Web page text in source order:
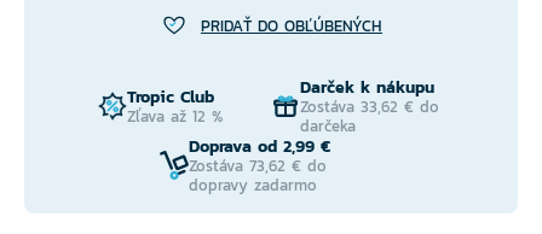
PRIDAŤ DO OBĽÚBENÝCH
Tropic Club
Zľava až 12 %
Darček k nákupu
Zostáva 33,62 € do
darčeka
Doprava od 2,99 €
Zostáva 73,62 € do
dopravy zadarmo